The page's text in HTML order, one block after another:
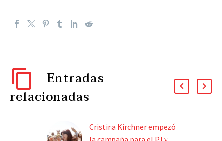
Entradas
relacionadas
Cristina Kirchner empezó